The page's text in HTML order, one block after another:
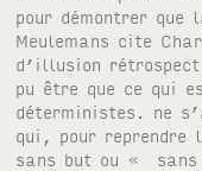
pour démontrer que
Meulemans cite
d’illusion
pu être que ce qui
déterministes. ne
qui, pour reprendre
sans but ou « sans